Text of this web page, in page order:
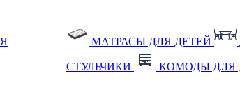
МАТРАСЫ ДЛЯ ДЕТЕЙ
СТУЛЬЧИКИ КОМОДЫ ДЛЯ